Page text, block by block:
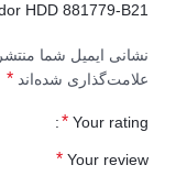
HDD 881779-B21”
نشانی ایمیل شما
علامت‌گذاری شده‌اند *
Your rating
*
Your review
*